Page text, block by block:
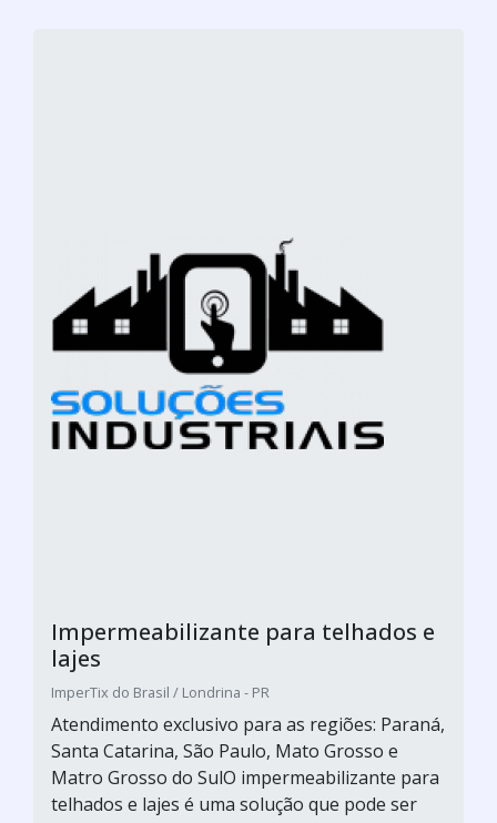
Impermeabilizante para telhados e
lajes
ImperTix do Brasil / Londrina - PR
Atendimento exclusivo para as regiões: Paraná,
Santa Catarina, São Paulo, Mato Grosso e
Matro Grosso do SulO impermeabilizante para
telhados e lajes é uma solução que pode ser